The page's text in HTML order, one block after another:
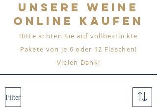
UNSERE WEINE
ONLINE KAUFEN
Bitte achten Sie auf vollbestückte
Pakete von je 6 oder 12 Flaschen!
Vielen Dank!
Filter